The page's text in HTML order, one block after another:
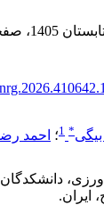
1405 ،
بیگی*
1؛ احمد
ایران.